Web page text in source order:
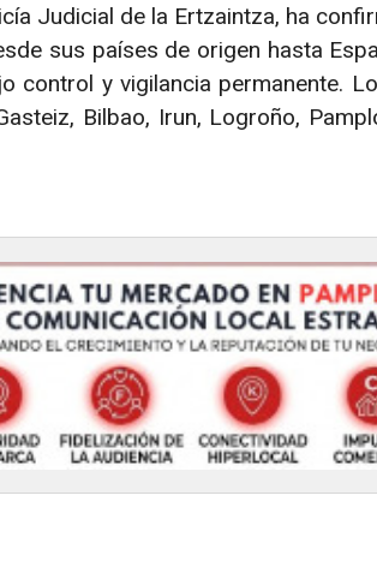
Judicial de la Ertzaintza, ha
sus países de origen hasta
control y vigilancia permanente.
Bilbao, Irun, Logroño,